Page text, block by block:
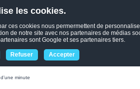
les cookies.
ces cookies nous permermettent de
de notre site avec nos partenaires de médias
sont Google et ses partenaires tiers.
Refuser Accepter
minute